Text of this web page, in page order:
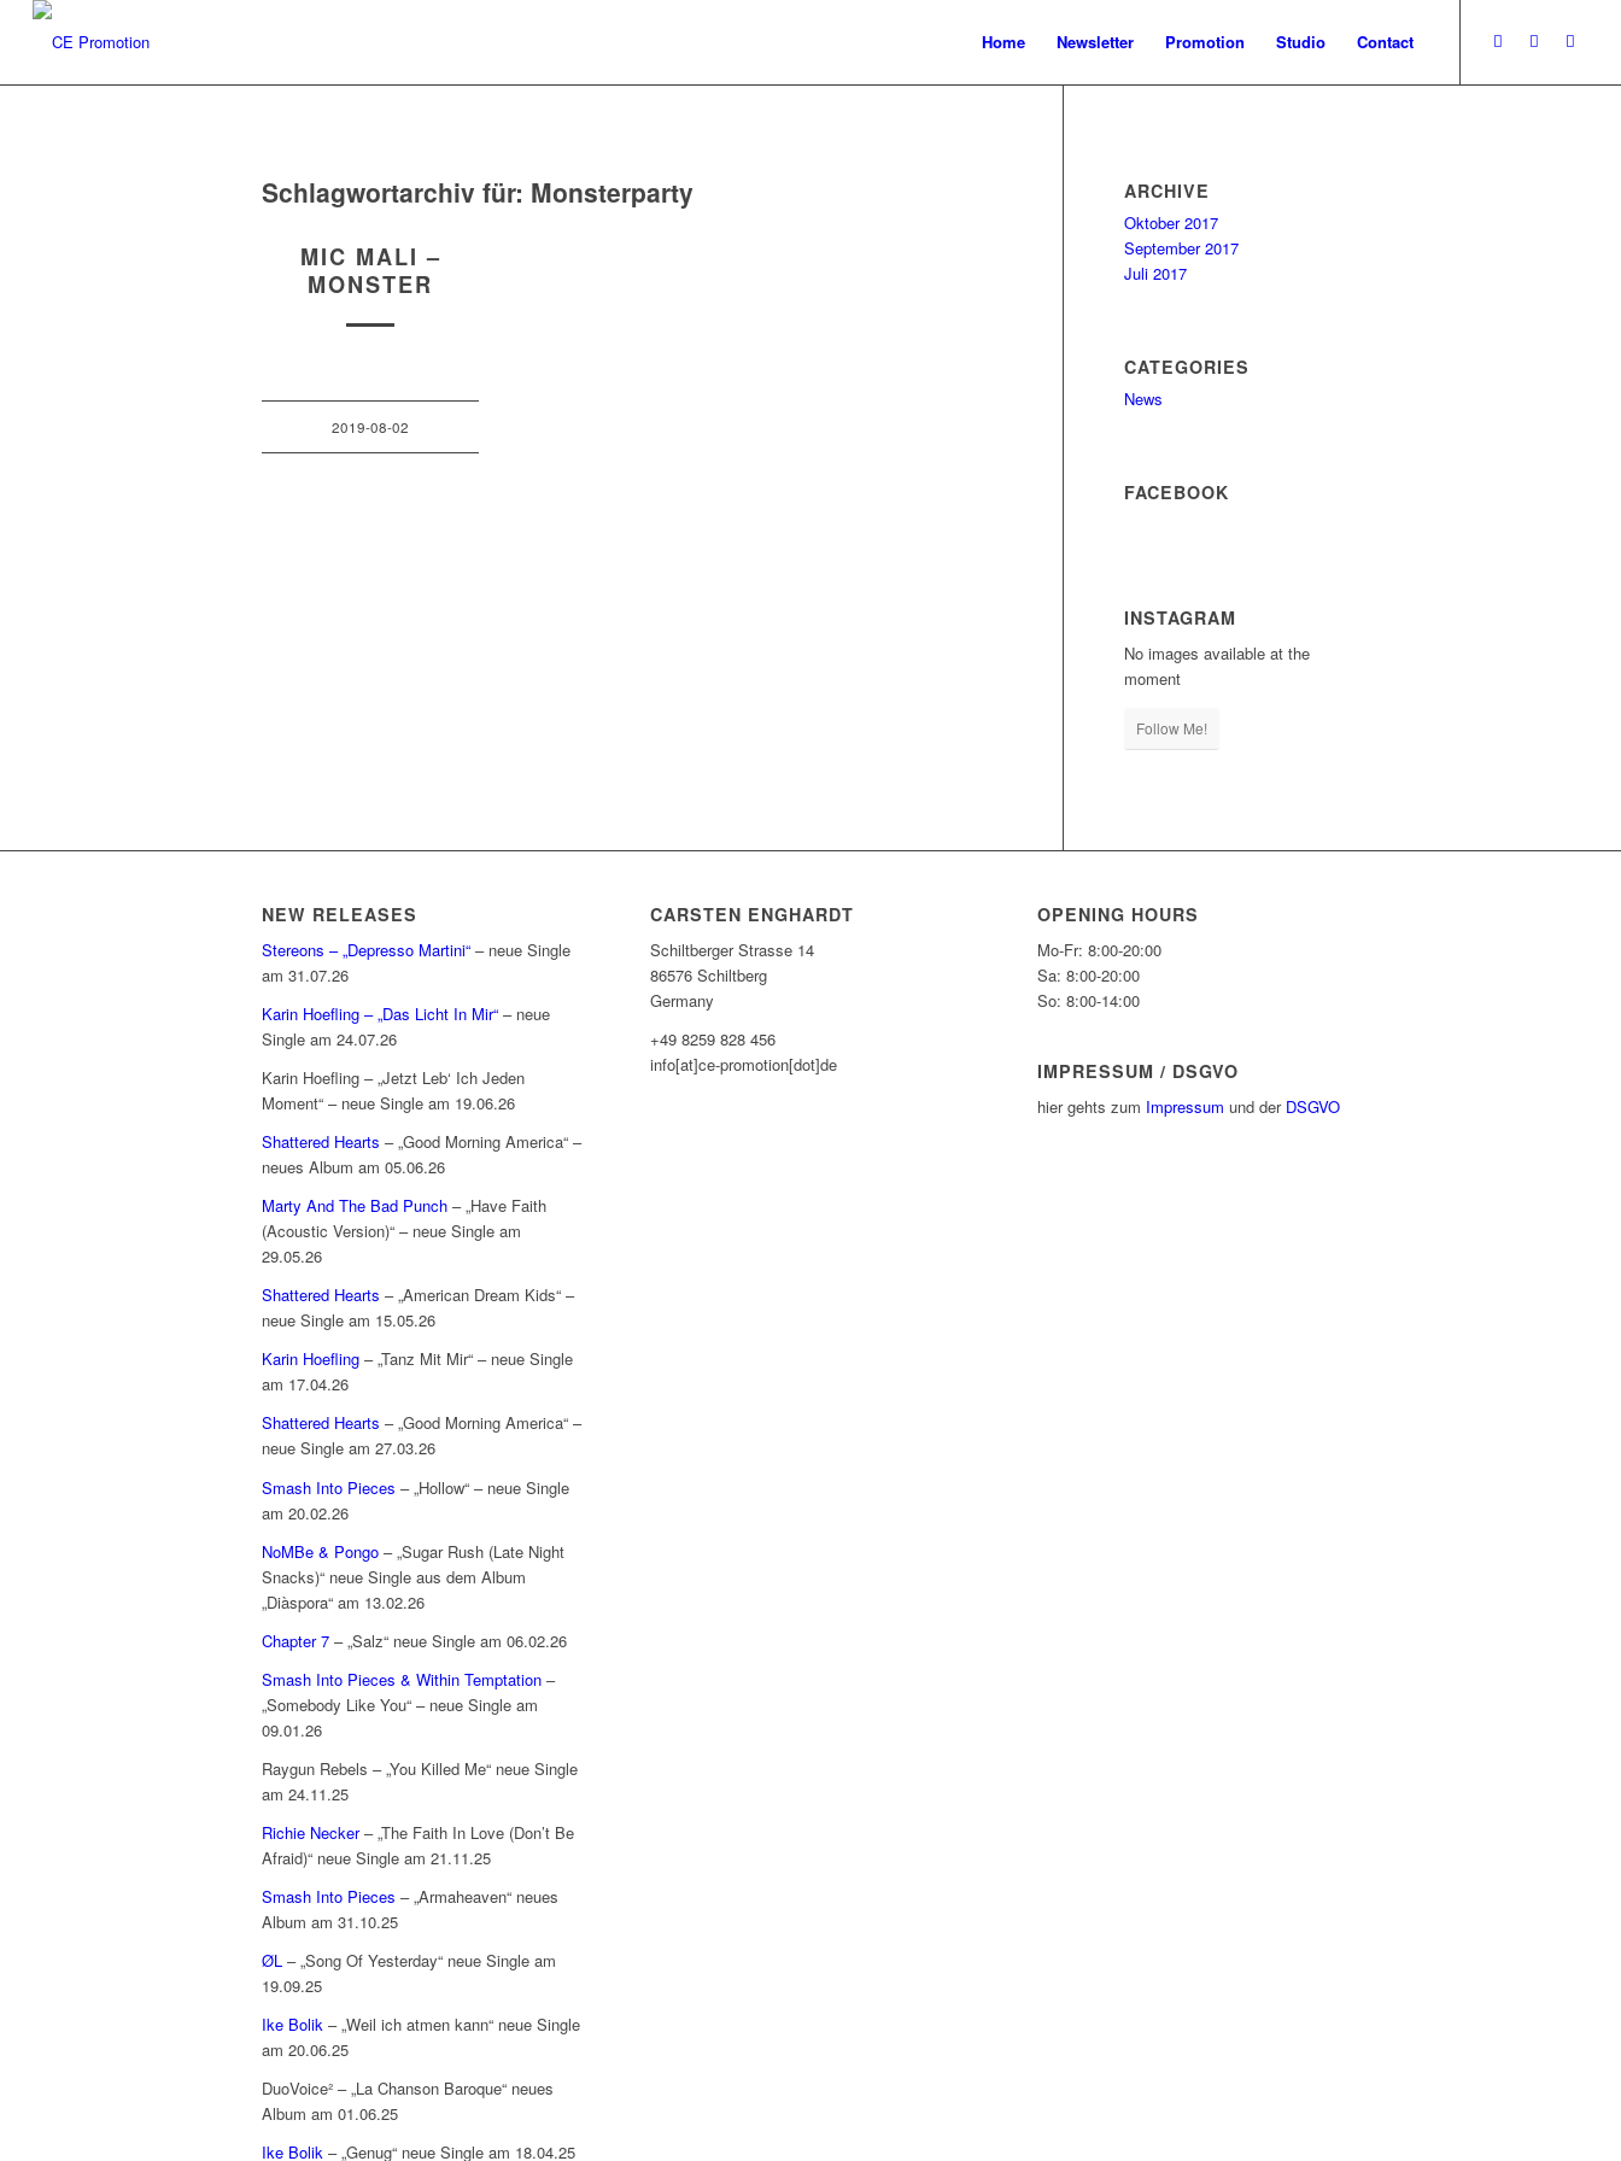
Home Newsletter Promotion Studio Contact
Schlagwortarchiv für: Monsterparty
MIC MALI –
MONSTER
2019-08-02
ARCHIVE
Oktober 2017
September 2017
Juli 2017
CATEGORIES
News
FACEBOOK
INSTAGRAM
No images available at the
moment
Follow Me!
NEW RELEASES
Stereons – „Depresso Martini“ – neue Single
am 31.07.26
Karin Hoefling – „Das Licht In Mir“ – neue
Single am 24.07.26
Karin Hoefling – „Jetzt Leb‘ Ich Jeden
Moment“ – neue Single am 19.06.26
Shattered Hearts – „Good Morning America“ –
neues Album am 05.06.26
Marty And The Bad Punch – „Have Faith
(Acoustic Version)“ – neue Single am
29.05.26
Shattered Hearts – „American Dream Kids“ –
neue Single am 15.05.26
Karin Hoefling – „Tanz Mit Mir“ – neue Single
am 17.04.26
Shattered Hearts – „Good Morning America“ –
neue Single am 27.03.26
Smash Into Pieces – „Hollow“ – neue Single
am 20.02.26
NoMBe & Pongo – „Sugar Rush (Late Night
Snacks)“ neue Single aus dem Album
„Diàspora“ am 13.02.26
Chapter 7 – „Salz“ neue Single am 06.02.26
Smash Into Pieces & Within Temptation –
„Somebody Like You“ – neue Single am
09.01.26
Raygun Rebels – „You Killed Me“ neue Single
am 24.11.25
Richie Necker– „The Faith In Love (Don’t Be
Afraid)“ neue Single am 21.11.25
Smash Into Pieces – „Armaheaven“ neues
Album am 31.10.25
ØL – „Song Of Yesterday“ neue Single am
19.09.25
Ike Bolik – „Weil ich atmen kann“ neue Single
am 20.06.25
DuoVoice² – „La Chanson Baroque“ neues
Album am 01.06.25
Ike Bolik – „Genug“ neue Single am 18.04.25
CARSTEN ENGHARDT
Schiltberger Strasse 14
86576 Schiltberg
Germany
+49 8259 828 456
info[at]ce-promotion[dot]de
OPENING HOURS
Mo-Fr: 8:00-20:00
Sa: 8:00-20:00
So: 8:00-14:00
IMPRESSUM / DSGVO
hier gehts zum Impressum und der DSGVO